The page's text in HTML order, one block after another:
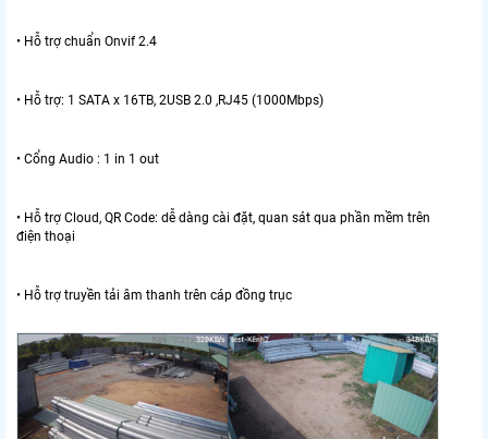
• Hỗ trợ chuẩn Onvif 2.4
• Hỗ trợ: 1 SATA x 16TB, 2USB 2.0 ,RJ45 (1000Mbps)
• Cổng Audio : 1 in 1 out
• Hỗ trợ Cloud, QR Code: dễ dàng cài đặt, quan sát qua phần mềm trên
điện thoại
• Hỗ trợ truyền tải âm thanh trên cáp đồng trục